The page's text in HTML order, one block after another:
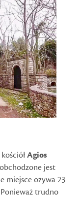
Agios
jest
miejsce ożywa 23
trudno